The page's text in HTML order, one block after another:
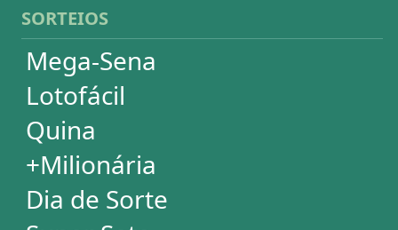
Lotogol
Powerball
Mega Millions
Euromillions
ESTATÍSTICAS
Mega-Sena